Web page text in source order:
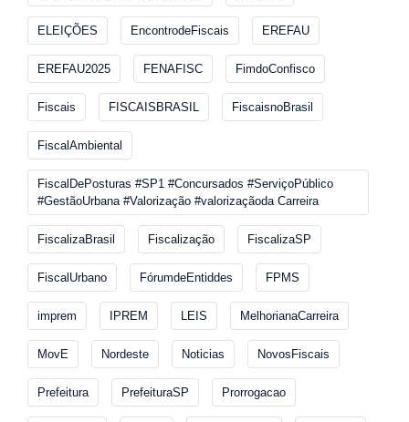
ELEIÇÕES EncontrodeFiscais EREFAU
EREFAU2025 FENAFISC FimdoConfisco
Fiscais FISCAISBRASIL FiscaisnoBrasil
FiscalAmbiental
FiscalDePosturas #SP1 #Concursados #ServiçoPúblico
#GestãoUrbana #Valorização #valorizaçãoda Carreira
FiscalizaBrasil Fiscalização FiscalizaSP
FiscalUrbano FórumdeEntiddes FPMS
imprem IPREM LEIS MelhorianaCarreira
MovE Nordeste Noticias NovosFiscais
Prefeitura PrefeituraSP Prorrogacao